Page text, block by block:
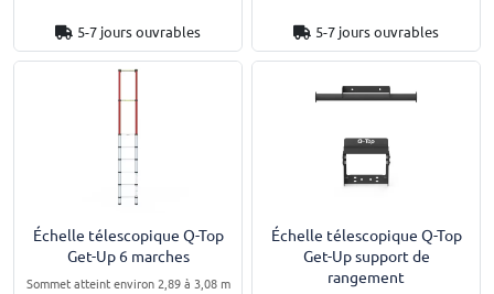
5-7 jours ouvrables 5-7 jours ouvrables
Échelle télescopique Q-Top
Get-Up 6 marches
Sommet atteint environ 2,89 à 3,08 m
Échelle télescopique Q-Top
Get-Up support de
rangement